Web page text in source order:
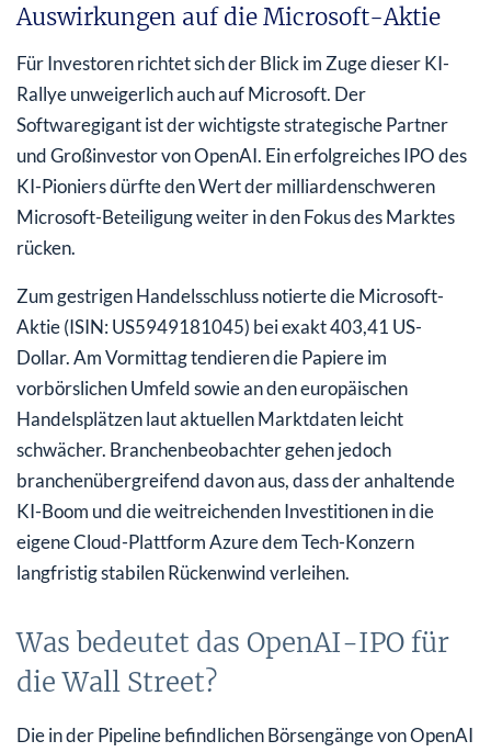
Auswirkungen auf die Microsoft-Aktie
Für Investoren richtet sich der Blick im Zuge dieser KI-
Rallye unweigerlich auch auf Microsoft. Der
Softwaregigant ist der wichtigste strategische Partner
und Großinvestor von OpenAI. Ein erfolgreiches IPO des
KI-Pioniers dürfte den Wert der milliardenschweren
Microsoft-Beteiligung weiter in den Fokus des Marktes
rücken.
Zum gestrigen Handelsschluss notierte die Microsoft-
Aktie (ISIN: US5949181045) bei exakt 403,41 US-
Dollar. Am Vormittag tendieren die Papiere im
vorbörslichen Umfeld sowie an den europäischen
Handelsplätzen laut aktuellen Marktdaten leicht
schwächer. Branchenbeobachter gehen jedoch
branchenübergreifend davon aus, dass der anhaltende
KI-Boom und die weitreichenden Investitionen in die
eigene Cloud-Plattform Azure dem Tech-Konzern
langfristig stabilen Rückenwind verleihen.
Was bedeutet das OpenAI-IPO für
die Wall Street?
Die in der Pipeline befindlichen Börsengänge von OpenAI